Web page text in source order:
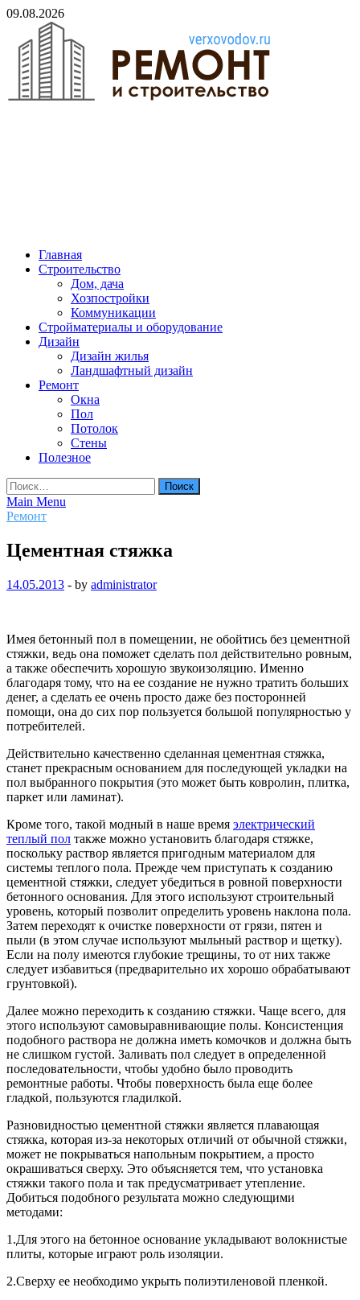
Skip
content
09.08.2026
Главная
Строительство
Дом, дача
Хозпостройки
Коммуникации
Стройматериалы и оборудование
Дизайн
Дизайн жилья
Ландшафтный дизайн
Ремонт
Окна
Пол
Потолок
Стены
Полезное
Найти:
Main Menu
Ремонт
Цементная стяжка
14.05.2013 - by administrator
Имея бетонный пол в помещении, не обойтись без цементной
стяжки, ведь она поможет сделать пол действительно ровным,
а также обеспечить хорошую звукоизоляцию. Именно
благодаря тому, что на ее создание не нужно тратить больших
денег, а сделать ее очень просто даже без посторонней
помощи, она до сих пор пользуется большой популярностью у
потребителей.
Действительно качественно сделанная цементная стяжка,
станет прекрасным основанием для последующей укладки на
пол выбранного покрытия (это может быть ковролин, плитка,
паркет или ламинат).
Кроме того, такой модный в наше время электрический
теплый пол также можно установить благодаря стяжке,
поскольку раствор является пригодным материалом для
системы теплого пола. Прежде чем приступать к созданию
цементной стяжки, следует убедиться в ровной поверхности
бетонного основания. Для этого используют строительный
уровень, который позволит определить уровень наклона пола.
Затем переходят к очистке поверхности от грязи, пятен и
пыли (в этом случае используют мыльный раствор и щетку).
Если на полу имеются глубокие трещины, то от них также
следует избавиться (предварительно их хорошо обрабатывают
грунтовкой).
Далее можно переходить к созданию стяжки. Чаще всего, для
этого используют самовыравнивающие полы. Консистенция
подобного раствора не должна иметь комочков и должна быть
не слишком густой. Заливать пол следует в определенной
последовательности, чтобы удобно было проводить
ремонтные работы. Чтобы поверхность была еще более
гладкой, пользуются гладилкой.
Разновидностью цементной стяжки является плавающая
стяжка, которая из-за некоторых отличий от обычной стяжки,
может не покрываться напольным покрытием, а просто
окрашиваться сверху. Это объясняется тем, что установка
стяжки такого пола и так предусматривает утепление.
Добиться подобного результата можно следующими
методами:
1.Для этого на бетонное основание укладывают волокнистые
плиты, которые играют роль изоляции.
2.Сверху ее необходимо укрыть полиэтиленовой пленкой.